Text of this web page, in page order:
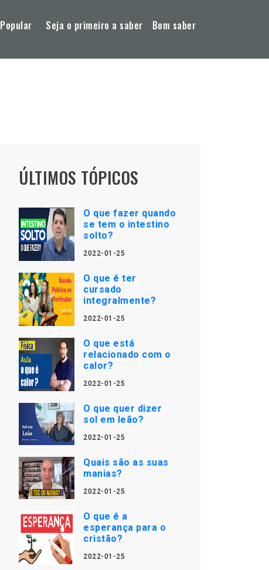
Popular Seja o primeiro a saber Bom saber
ÚLTIMOS TÓPICOS
O que fazer quando
se tem o intestino
solto?
2022-01-25
O que é ter
cursado
integralmente?
2022-01-25
O que está
relacionado com o
calor?
2022-01-25
O que quer dizer
sol em leão?
2022-01-25
Quais são as suas
manias?
2022-01-25
O que é a
esperança para o
cristão?
2022-01-25